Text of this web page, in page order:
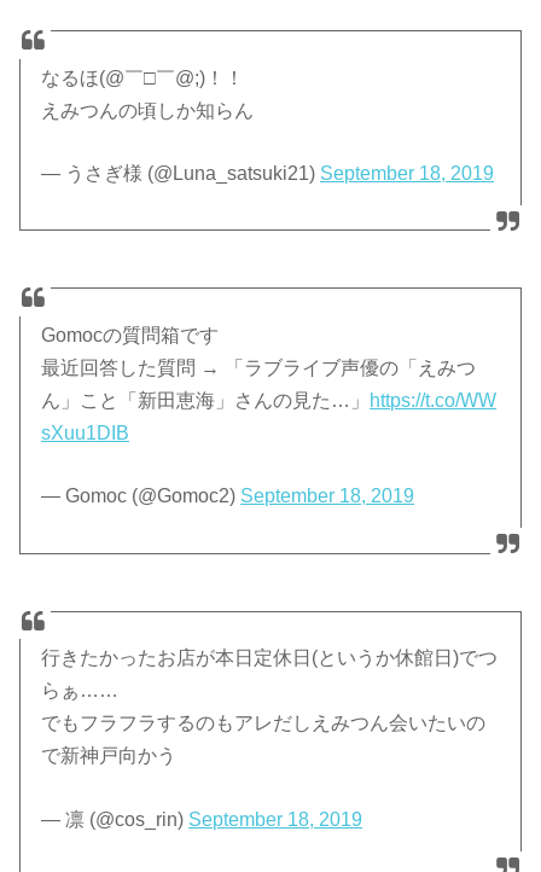
なるほ(@￣□￣@;)！！
えみつんの頃しか知らん
— うさぎ様 (@Luna_satsuki21) September 18, 2019
Gomocの質問箱です
最近回答した質問 → 「ラブライブ声優の「えみつ
ん」こと「新田恵海」さんの見た…」
https://t.co/WW
sXuu1DIB
— Gomoc (@Gomoc2) September 18, 2019
行きたかったお店が本日定休日(というか休館日)でつ
らぁ……
でもフラフラするのもアレだしえみつん会いたいの
で新神戸向かう
— 凛 (@cos_rin) September 18, 2019